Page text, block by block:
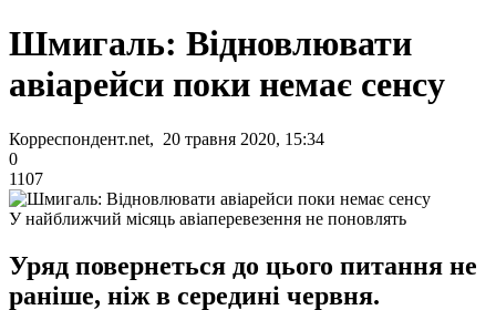
Шмигаль: Відновлювати
авіарейси поки немає сенсу
Корреспондент.net, 20 травня 2020, 15:34
0
1107
У найближчий місяць авіаперевезення не поновлять
Уряд повернеться до цього питання не
раніше, ніж в середині червня.